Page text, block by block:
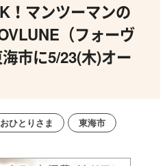
！マンツーマンの
（フォーヴ
市に5/23(木)オー
おひとりさま 東海市